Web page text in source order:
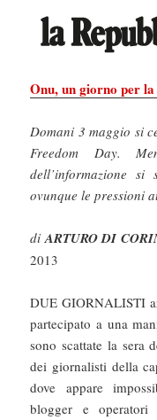
Onu, un giorno per
Domani 3 maggio si
Freedom Day.
dell’informazione
ovunque le pressioni
diARTURO DI
2013
DUE GIORNALISTI
partecipato a una
sono scattate la sera
dei giornalisti della
dove appare
blogger e operatori